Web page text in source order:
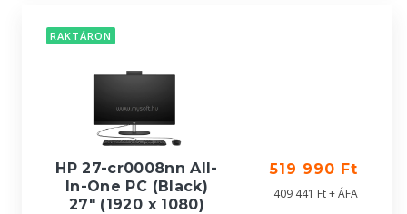
RAKTÁRON
HP 27-cr0008nn All-
In-One PC (Black)
27" (1920 x 1080)
519 990 Ft
409 441 Ft + ÁFA